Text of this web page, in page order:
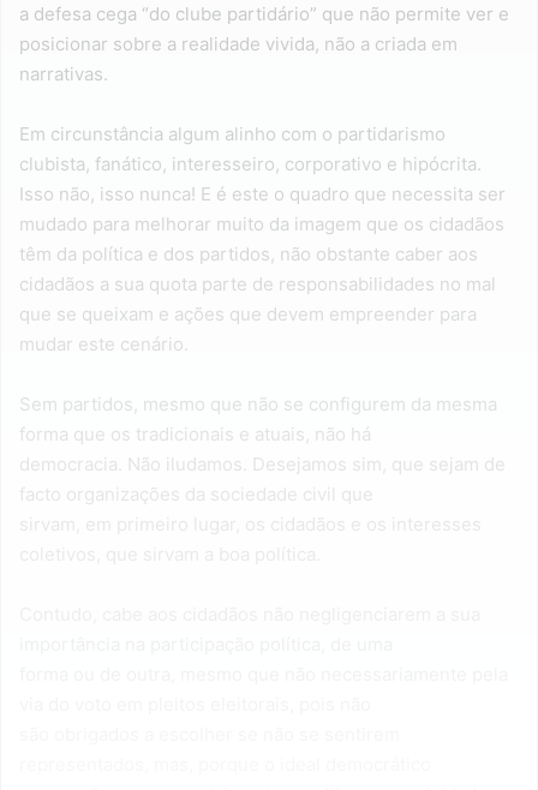
a defesa cega “do clube partidário” que não permite ver e
posicionar sobre a realidade vivida, não a criada em
narrativas.
Em circunstância algum alinho com o partidarismo
clubista, fanático, interesseiro, corporativo e hipócrita.
Isso não, isso nunca! E é este o quadro que necessita ser
mudado para melhorar muito da imagem que os cidadãos
têm da política e dos partidos, não obstante caber aos
cidadãos a sua quota parte de responsabilidades no mal
que se queixam e ações que devem empreender para
mudar este cenário.
Sem partidos, mesmo que não se configurem da mesma
forma que os tradicionais e atuais, não há
democracia. Não iludamos. Desejamos sim, que sejam de
facto organizações da sociedade civil que